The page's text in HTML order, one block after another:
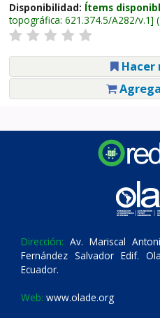
Disponibilidad: Ítems
topográfica: 621.374.5/A282/v.1
Hacer
Dirección: Av. Mariscal
Fernández Salvador Edif.
Ecuador.
Web: www.olade.org